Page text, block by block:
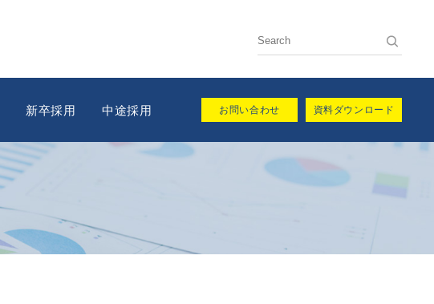
新卒採用 中途採用 お問い合わせ 資料ダウンロード